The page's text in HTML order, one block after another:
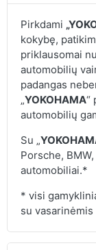
Pirkdami
kokybę,
priklausomai
automobilių
padangas
„YOKOHAMA“
automobilių
Su „
Porsche,
automobiliai.*
* visi
su